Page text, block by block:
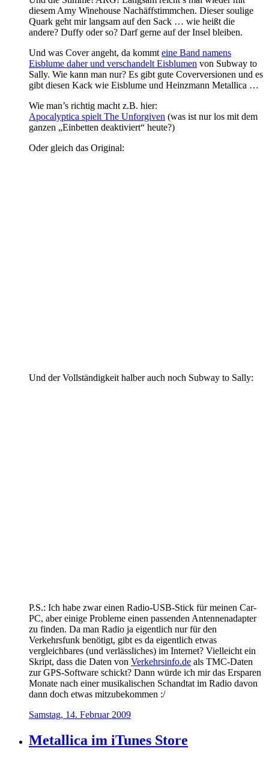
diesem Amy Winehouse Nachäffstimmchen. Dieser soulige
Quark geht mir langsam auf den Sack … wie heißt die
andere? Duffy oder so? Darf gerne auf der Insel bleiben.
Und was Cover angeht, da kommt eine Band namens
Eisblume daher und verschandelt Eisblumen von Subway to
Sally. Wie kann man nur? Es gibt gute Coverversionen und es
gibt diesen Kack wie Eisblume und Heinzmann Metallica …
Wie man’s richtig macht z.B. hier:
Apocalyptica spielt The Unforgiven (was ist nur los mit dem
ganzen „Einbetten deaktiviert“ heute?)
Oder gleich das Original:
Und der Vollständigkeit halber auch noch Subway to Sally:
P.S.: Ich habe zwar einen Radio-USB-Stick für meinen Car-
PC, aber einige Probleme einen passenden Antennenadapter
zu finden. Da man Radio ja eigentlich nur für den
Verkehrsfunk benötigt, gibt es da eigentlich etwas
vergleichbares (und verlässliches) im Internet? Vielleicht ein
Skript, dass die Daten von Verkehrsinfo.de als TMC-Daten
zur GPS-Software schickt? Dann würde ich mir das Ersparen
Monate nach einer musikalischen Schandtat im Radio davon
dann doch etwas mitzubekommen :/
Samstag, 14. Februar 2009
Metallica im iTunes Store